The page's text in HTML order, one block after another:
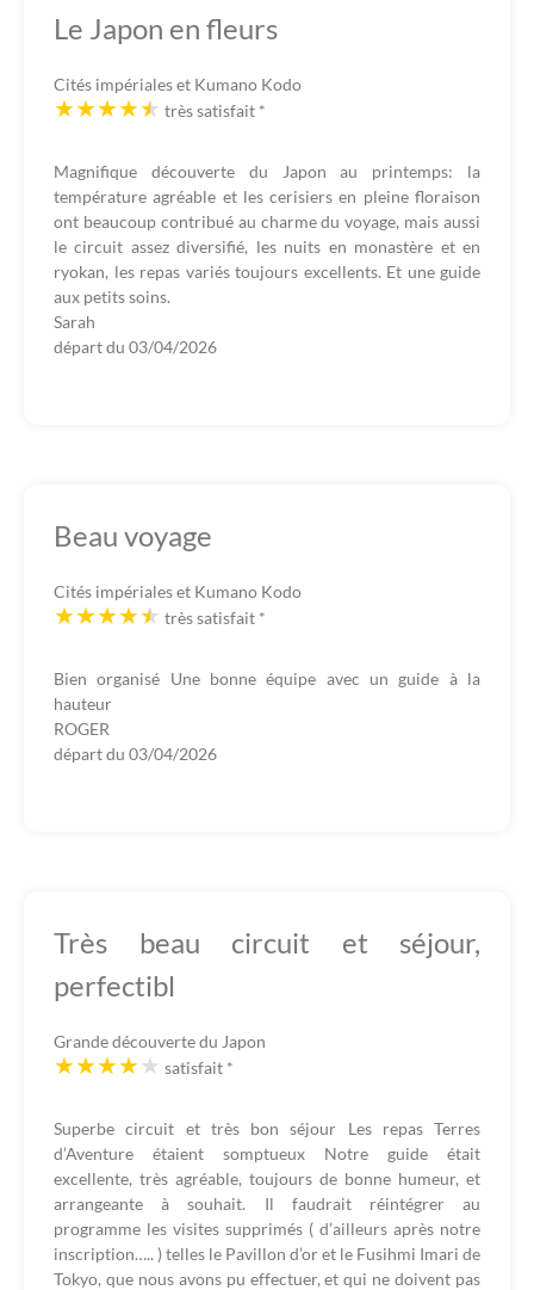
Le Japon en fleurs
Cités impériales et Kumano Kodo
très satisfait *
Magnifique découverte du Japon au printemps: la
température agréable et les cerisiers en pleine floraison
ont beaucoup contribué au charme du voyage, mais aussi
le circuit assez diversifié, les nuits en monastère et en
ryokan, les repas variés toujours excellents. Et une guide
aux petits soins.
Sarah
départ du 03/04/2026
Beau voyage
Cités impériales et Kumano Kodo
très satisfait *
Bien organisé Une bonne équipe avec un guide à la
hauteur
ROGER
départ du 03/04/2026
Très beau circuit et séjour,
perfectibl
Grande découverte du Japon
satisfait *
Superbe circuit et très bon séjour Les repas Terres
d’Aventure étaient somptueux Notre guide était
excellente, très agréable, toujours de bonne humeur, et
arrangeante à souhait. Il faudrait réintégrer au
programme les visites supprimés ( d’ailleurs après notre
inscription….. ) telles le Pavillon d’or et le Fusihmi Imari de
Tokyo, que nous avons pu effectuer, et qui ne doivent pas